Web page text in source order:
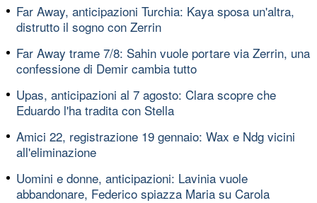
Far Away, anticipazioni Turchia: Kaya sposa un'altra,
distrutto il sogno con Zerrin
Far Away trame 7/8: Sahin vuole portare via Zerrin, una
confessione di Demir cambia tutto
Upas, anticipazioni al 7 agosto: Clara scopre che
Eduardo l'ha tradita con Stella
Amici 22, registrazione 19 gennaio: Wax e Ndg vicini
all'eliminazione
Uomini e donne, anticipazioni: Lavinia vuole
abbandonare, Federico spiazza Maria su Carola